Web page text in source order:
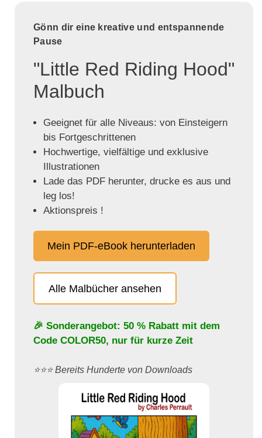
Gönn dir eine kreative und entspannende
Pause
"Little Red Riding Hood"
Malbuch
Geeignet für alle Niveaus: von Einsteigern
bis Fortgeschrittenen
Hochwertige, vielfältige und exklusive
Illustrationen
Lade das PDF herunter, drucke es aus und
leg los!
Aktionspreis !
Mein PDF-eBook herunterladen
Alle Malbücher ansehen
🎉 Sonderangebot: 50 % Rabatt mit dem
Code COLOR50, nur für kurze Zeit
⭐️⭐️⭐️ Bereits Hunderte von Downloads